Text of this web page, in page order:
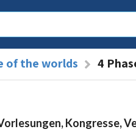
of the worlds 4
Kongresse,